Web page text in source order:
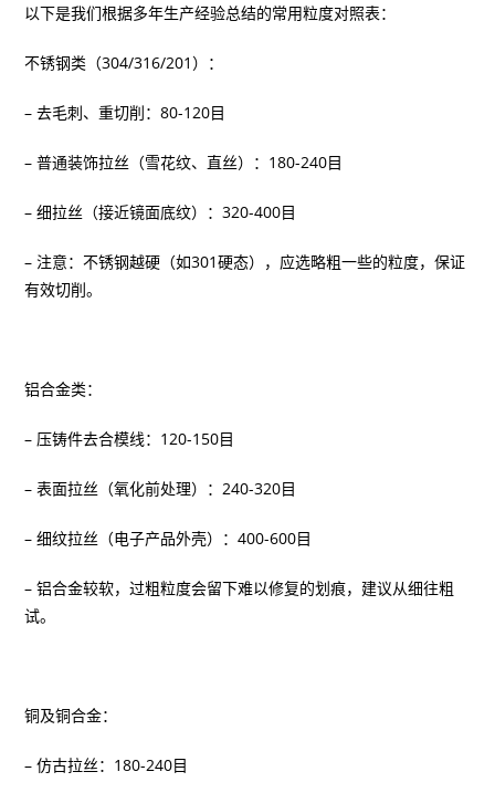
以下是我们根据多年生产经验总结的常用粒度对照表：
不锈钢类（304/316/201）：
– 去毛刺、重切削：80-120目
– 普通装饰拉丝（雪花纹、直丝）：180-240目
– 细拉丝（接近镜面底纹）：320-400目
– 注意：不锈钢越硬（如301硬态），应选略粗一些的粒度，保证
有效切削。
铝合金类：
– 压铸件去合模线：120-150目
– 表面拉丝（氧化前处理）：240-320目
– 细纹拉丝（电子产品外壳）：400-600目
– 铝合金较软，过粗粒度会留下难以修复的划痕，建议从细往粗
试。
铜及铜合金：
– 仿古拉丝：180-240目